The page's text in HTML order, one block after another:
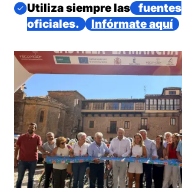
Imagen
Utiliza siempre las
fuentes
oficiales.
Infórmate aquí